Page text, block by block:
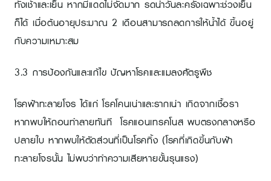
ทั้งเช้าและเย็น หากมีแดดไม่จัดมาก รดน้ำวันละครั้งเฉพาะช่วงเย็น
ก็ได้ เมื่อต้นอายุประมาณ 2 เดือนสามารถลดการให้น้ำได้ ขึ้นอยู่
กับความเหมาะสม
3.3 การป้องกันและแก้ไข ปัญหาโรคและแมลงศัตรูพืช
โรคฟ้าทะลายโจร ได้แก่ โรคโคนเน่าและรากเน่า เกิดจากเชื้อรา
หากพบให้ถอนทำลายทันที โรคแอนเทรคโนส พบตรงกลางหรือ
ปลายใบ หากพบให้ตัดส่วนที่เป็นโรคทิ้ง (โรคที่เกิดขึ้นกับฟ้า
ทะลายโจรนั้น ไม่พบว่าทำความเสียหายขั้นรุนแรง)